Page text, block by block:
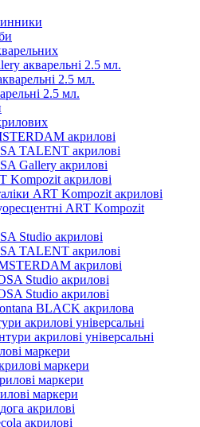
акварельні 2.5 мл.
2.5 мл.
2.5 мл.
акрилові
TALENT акрилові
Gallery акрилові
Kompozit акрилові
ART Kompozit акрилові
ART Kompozit
Studio акрилові
TALENT акрилові
акрилові
Studio акрилові
Studio акрилові
BLACK акрилова
акрилові універсальні
акрилові універсальні
маркери
маркери
маркери
маркери
акрилові
акрилові